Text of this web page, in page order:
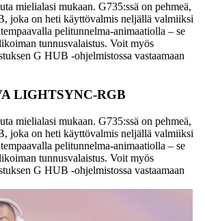
mielialasi mukaan. G735:ssä on pehmeä,
joka on heti käyttövalmis neljällä valmiiksi
pelitunnelma-animaatiolla – se
tunnusvalaistus. Voit myös
G HUB -ohjelmistossa vastaamaan
LIGHTSYNC-RGB
mielialasi mukaan. G735:ssä on pehmeä,
joka on heti käyttövalmis neljällä valmiiksi
pelitunnelma-animaatiolla – se
tunnusvalaistus. Voit myös
G HUB -ohjelmistossa vastaamaan